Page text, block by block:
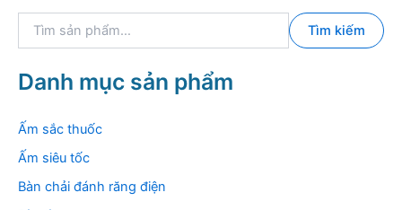
k
i
m
Tìm kiếm
Danh mục sản phẩm
Ấm sắc thuốc
Ấm siêu tốc
Bàn chải đánh răng điện